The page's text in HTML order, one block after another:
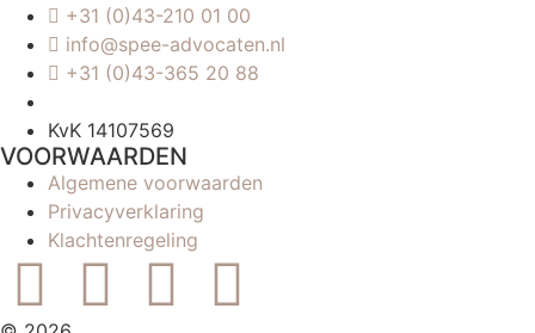
+31 (0)43-210 01 00
info@spee-advocaten.nl
+31 (0)43-365 20 88
KvK 14107569
VOORWAARDEN
Algemene voorwaarden
Privacyverklaring
Klachtenregeling